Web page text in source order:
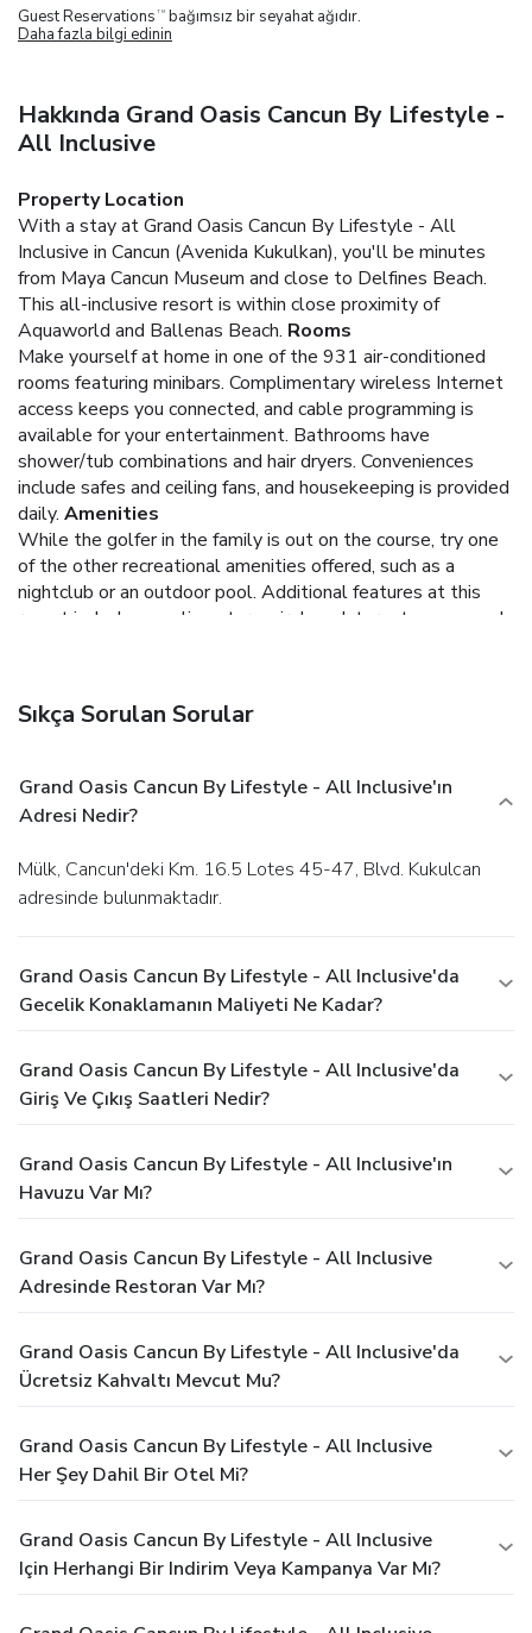
Guest Reservations TM bağımsız bir seyahat ağıdır.
Daha fazla bilgi edinin
Hakkında Grand Oasis Cancun By Lifestyle -
All Inclusive
Property Location
With a stay at Grand Oasis Cancun By Lifestyle - All
Inclusive in Cancun (Avenida Kukulkan), you'll be minutes
from Maya Cancun Museum and close to Delfines Beach.
This all-inclusive resort is within close proximity of
Aquaworld and Ballenas Beach. Rooms
Make yourself at home in one of the 931 air-conditioned
rooms featuring minibars. Complimentary wireless Internet
access keeps you connected, and cable programming is
available for your entertainment. Bathrooms have
shower/tub combinations and hair dryers. Conveniences
include safes and ceiling fans, and housekeeping is provided
daily. Amenities
While the golfer in the family is out on the course, try one
of the other recreational amenities offered, such as a
nightclub or an outdoor pool. Additional features at this
resort include complimentary wireless Internet access and
applied for dining at some restaurants, special dinners and
at one of the resort's dining establishments, which include
18 restaurants and a coffee shop/café. From your room, you
can also access 24-hour room service. Thirsty? Quench your
Business, Other Amenities
Featured amenities include a business center, a 24-hour
Sıkça Sorulan Sorular
Grand Oasis Cancun By Lifestyle - All Inclusive'ın
Adresi Nedir?
Mülk, Cancun'deki Km. 16.5 Lotes 45-47, Blvd. Kukulcan
adresinde bulunmaktadır.
Grand Oasis Cancun By Lifestyle - All Inclusive'da
Gecelik Konaklamanın Maliyeti Ne Kadar?
Grand Oasis Cancun By Lifestyle - All Inclusive'da
Giriş Ve Çıkış Saatleri Nedir?
Grand Oasis Cancun By Lifestyle - All Inclusive'ın
Havuzu Var Mı?
Grand Oasis Cancun By Lifestyle - All Inclusive
Adresinde Restoran Var Mı?
Grand Oasis Cancun By Lifestyle - All Inclusive'da
Ücretsiz Kahvaltı Mevcut Mu?
Grand Oasis Cancun By Lifestyle - All Inclusive
Her Şey Dahil Bir Otel Mi?
Grand Oasis Cancun By Lifestyle - All Inclusive
Için Herhangi Bir Indirim Veya Kampanya Var Mı?